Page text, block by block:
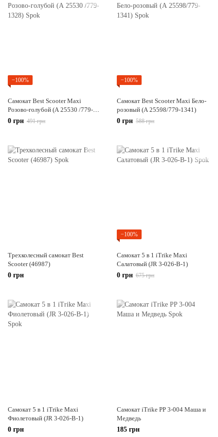
−100%
Самокат Best Scooter Maxi
Розово-голубой (А 25530 /779-
1328)
0 грн 491 грн
−100%
Самокат Best Scooter Maxi Бело-
розовый (А 25598/779-1341)
0 грн 588 грн
Трехколесный самокат Best
Scooter (46987)
0 грн
−100%
Самокат 5 в 1 iTrike Maxi
Салатовый (JR 3-026-B-1)
0 грн 675 грн
Самокат 5 в 1 iTrike Maxi
Фиолетовый (JR 3-026-B-1)
0 грн
Cамокат iTrike PP 3-004 Маша и
Медведь
185 грн